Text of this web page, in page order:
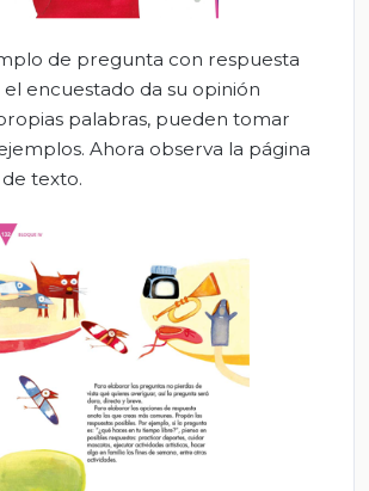
de pregunta con respuesta
encuestado da su opinión
palabras, pueden tomar
Ahora observa la página
texto.